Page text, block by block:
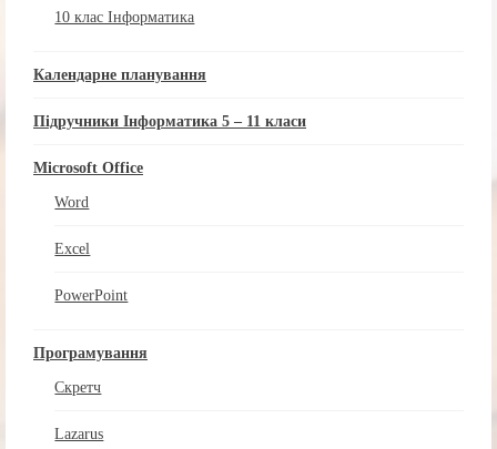
10 клас Інформатика
Календарне планування
Підручники Інформатика 5 – 11 класи
Microsoft Office
Word
Excel
PowerPoint
Програмування
Скретч
Lazarus